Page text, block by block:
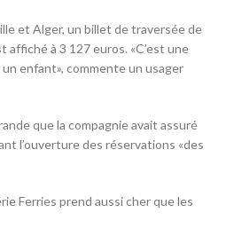
et Alger, un billet de traversée de
à 3 127 euros. «C’est une
enfant», commente un usager
que la compagnie avait assuré
l’ouverture des réservations «des
Ferries prend aussi cher que les